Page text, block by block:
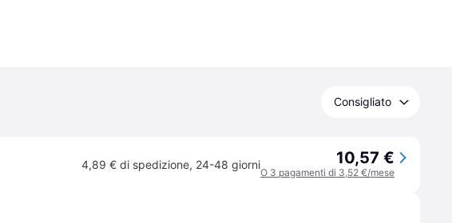
Consigliato
4,89 € di spedizione, 24-48 giorni 10,57 €
O 3 pagamenti di 3,52 €/mese